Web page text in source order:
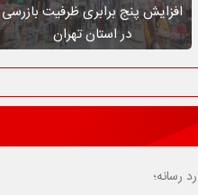
افزایش پنج برابری ظرفیت بازرسی
در استان تهران
ته
رسانه؛